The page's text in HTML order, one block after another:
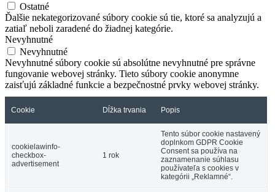
Ostatné
Ďalšie nekategorizované súbory cookie sú tie, ktoré sa analyzujú a
zatiaľ neboli zaradené do žiadnej kategórie.
Nevyhnutné
Nevyhnutné
Nevyhnutné súbory cookie sú absolútne nevyhnutné pre správne
fungovanie webovej stránky. Tieto súbory cookie anonymne
zaisťujú základné funkcie a bezpečnostné prvky webovej stránky.
Cookie Dĺžka trvania Popis
cookielawinfo-
checkbox-
advertisement
1 rok
Tento súbor cookie nastavený
doplnkom GDPR Cookie
Consent sa používa na
zaznamenanie súhlasu
používateľa s cookies v
kategórii „Reklamné“.